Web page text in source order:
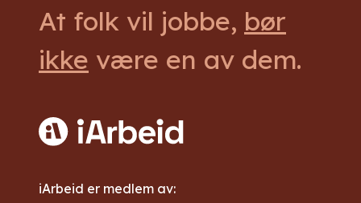
At folk vil jobbe, bør
ikke være en av dem.
iArbeid er medlem av: